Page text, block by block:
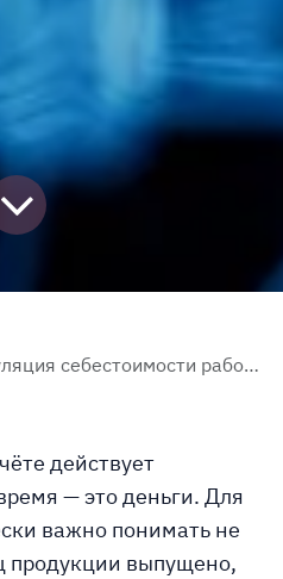
рабочих операций в Odoo Shopfloor
действует
— это деньги. Для
важно понимать не
продукции выпущено,